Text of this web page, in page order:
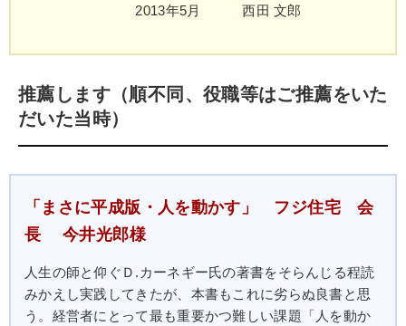
2013年5月 西田 文郎
推薦します（順不同、役職等はご推薦をいた
だいた当時）
「まさに平成版・人を動かす」 フジ住宅 会
長 今井光郎様
人生の師と仰ぐＤ.カーネギー氏の著書をそらんじる程読
みかえし実践してきたが、本書もこれに劣らぬ良書と思
う。経営者にとって最も重要かつ難しい課題「人を動か